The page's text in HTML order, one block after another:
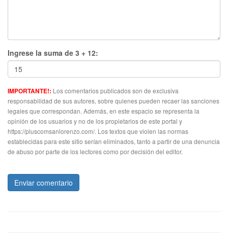
Ingrese la suma de 3 + 12:
IMPORTANTE!: Los comentarios publicados son de exclusiva
responsabilidad de sus autores, sobre quienes pueden recaer las sanciones
legales que correspondan. Además, en este espacio se representa la
opinión de los usuarios y no de los propietarios de este portal y
https://pluscomsanlorenzo.com/. Los textos que violen las normas
establecidas para este sitio serían eliminados, tanto a partir de una denuncia
de abuso por parte de los lectores como por decisión del editor.
Enviar comentario